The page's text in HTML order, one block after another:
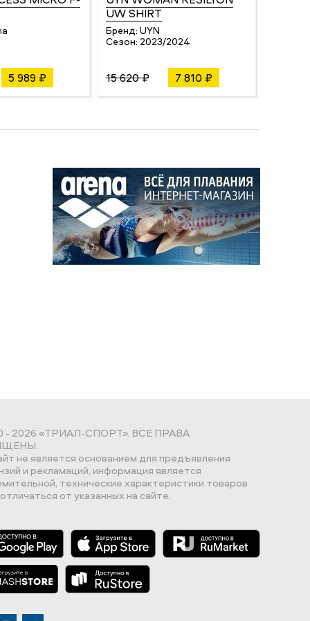
5 989 ₽
UW SHIRT
Бренд: UYN
Сезон: 2023/2024
15 620 ₽ 7 810 ₽
- 2026 «ТРИАЛ-СПОРТ». ВСЕ ПРАВА
не является основанием для предъявления
и рекламаций, информация является
технические характеристики товаров
от указанных на сайте.